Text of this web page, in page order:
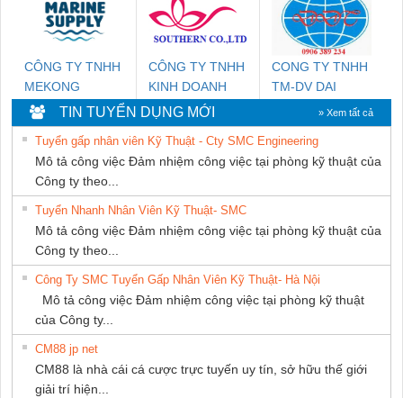
CÔNG TY TNHH
MEKONG
MARINE SUPPLY
CÔNG TY TNHH
KINH DOANH
DỊCH VỤ XNK
PHƯƠNG NAM
CONG TY TNHH
TM-DV DAI
DONG THANH
TIN TUYỂN DỤNG MỚI » Xem tất cả
Tuyển gấp nhân viên Kỹ Thuật - Cty SMC Engineering
Mô tả công việc Đảm nhiệm công việc tại phòng kỹ thuật của
Công ty theo...
Tuyển Nhanh Nhân Viên Kỹ Thuật- SMC
Mô tả công việc Đảm nhiệm công việc tại phòng kỹ thuật của
Công ty theo...
Công Ty SMC Tuyển Gấp Nhân Viên Kỹ Thuật- Hà Nội
Mô tả công việc Đảm nhiệm công việc tại phòng kỹ thuật
của Công ty...
CM88 jp net
CM88 là nhà cái cá cược trực tuyến uy tín, sở hữu thế giới
giải trí hiện...